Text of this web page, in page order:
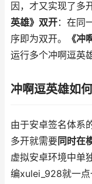
因，才又实现了多
英雄》双开：在同
序即为双开。
《冲
运行多个冲啊逗英
冲啊逗英雄如
由于安卓签名体系
多开就需要同时在
虚拟安卓环境中单
编xulei_928就一